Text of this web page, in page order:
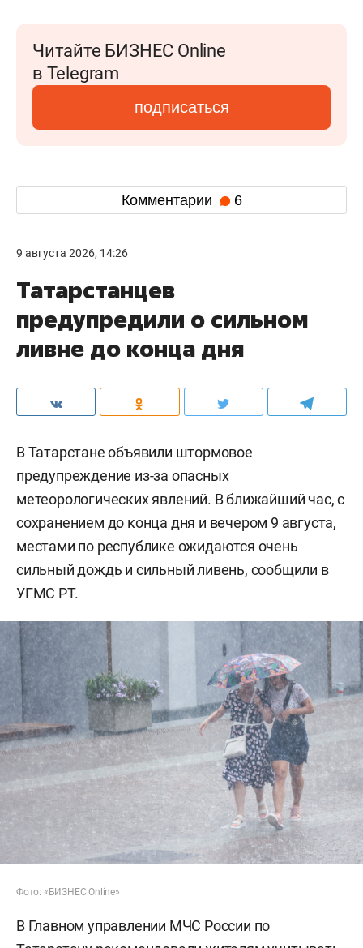
Читайте БИЗНЕС Online
в Telegram
подписаться
Комментарии 6
9 августа 2026, 14:26
Татарстанцев
предупредили о сильном
ливне до конца дня
В Татарстане объявили штормовое
предупреждение из-за опасных
метеорологических явлений. В ближайший час, с
сохранением до конца дня и вечером 9 августа,
местами по республике ожидаются очень
сильный дождь и сильный ливень, сообщили в
УГМС РТ.
Фото: «БИЗНЕС Online»
В Главном управлении МЧС России по